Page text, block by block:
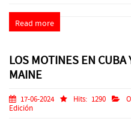
Read more
LOS MOTINES EN CUBA
MAINE
17-06-2024 Hits: 1290
Edición